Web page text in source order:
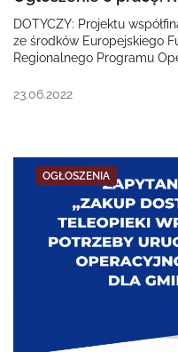
DOTYCZY: Projektu
ze środków Europejskiego
Regionalnego Programu
23.06.2022
OGŁOSZENIA